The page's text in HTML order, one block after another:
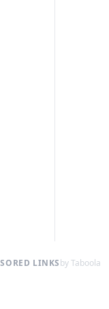
LINKSby Taboola